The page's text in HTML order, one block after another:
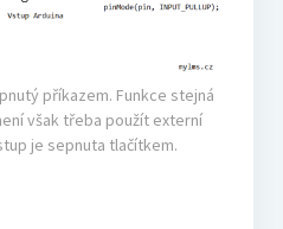
příkazem. Funkce stejná
však třeba použít externí
je sepnuta tlačítkem.